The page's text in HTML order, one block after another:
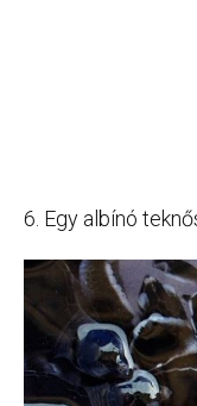
6. Egy albínó